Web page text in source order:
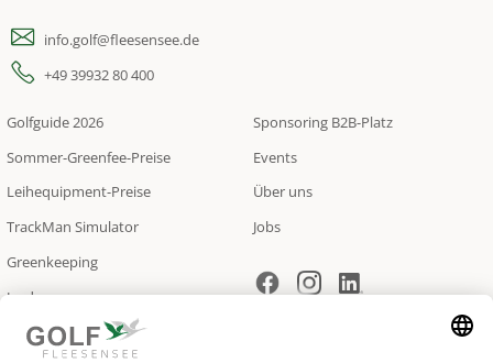
info.golf@fleesensee.de
+49 39932 80 400
Golfguide 2026
Sommer-Greenfee-Preise
Leihequipment-Preise
TrackMan Simulator
Greenkeeping
Jagd
Sponsoring B2B-Platz
Events
Über uns
Jobs